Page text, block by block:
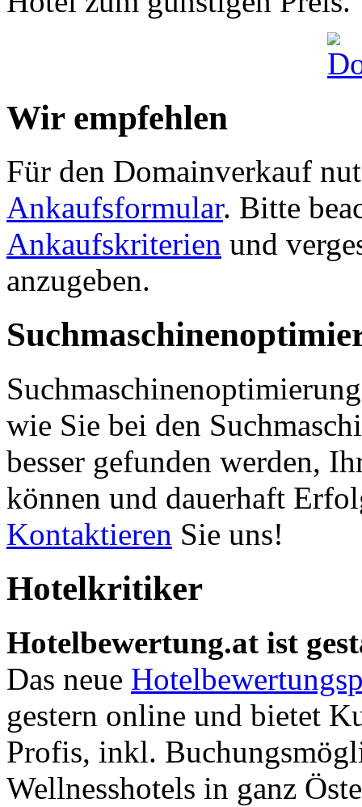
Wir empfehlen
Für den Domainverkauf
Ankaufsformular. Bitte
Ankaufskriterien und
anzugeben.
wie Sie bei den
besser gefunden werden,
können und dauerhaft
Kontaktieren Sie uns!
Hotelkritiker
Hotelbewertung.at ist
Das neue
gestern online und bietet
Profis, inkl.
Wellnesshotels in ganz